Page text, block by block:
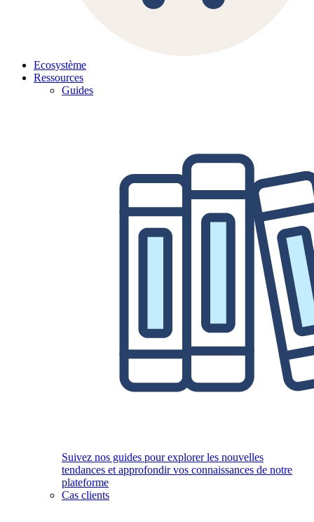
Ecosystème
Ressources
Guides
Suivez nos guides pour explorer les nouvelles
tendances et approfondir vos connaissances de notre
plateforme
Cas clients